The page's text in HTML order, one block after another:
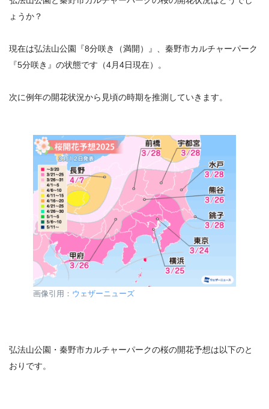
ょうか？
現在は弘法山公園『8分咲き（満開）』、秦野市カルチャーパーク
『5分咲き』の状態です（4月4日現在）。
次に例年の開花状況から見頃の時期を推測していきます。
画像引用： ウェザーニューズ
弘法山公園・秦野市カルチャーパークの桜の開花予想は以下のと
おりです。